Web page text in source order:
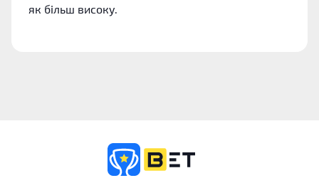
як більш високу.